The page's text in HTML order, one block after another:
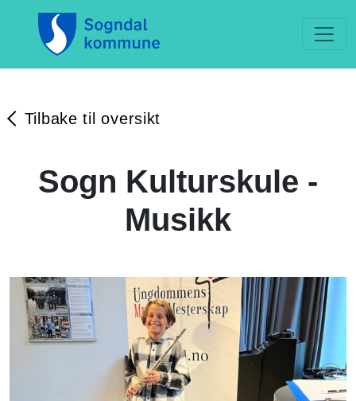
Tilbake til oversikt
Sogn Kulturskule -
Musikk